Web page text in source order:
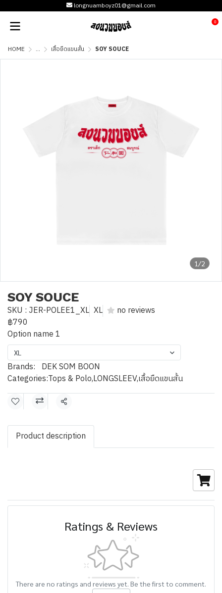
longnuamboyz01@gmail.com
0
HOME ... เสื้อยืดแขนสั้น SOY SOUCE
1/2
SOY SOUCE
SKU : JER-POLEE1_XL XL
no reviews
฿790
Option name 1
XL
Brands: DEK SOM BOON
Categories:Tops & Polo,LONGSLEEV,เสื้อยืดแขนสั้น
Share
Product description
Ratings & Reviews
There are no ratings and reviews yet. Be the first to comment.